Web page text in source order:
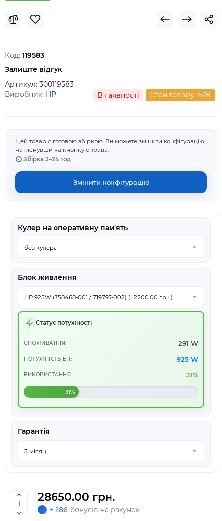
Код: 119583
Залиште відгук
Артикул: 300119583
Виробник: HP В наявностi Стан товару: Б/В
Цей товар є готовою збіркою. Ви можете змінити конфігурацію,
натиснувши на кнопку справа.
Збірка 3–24 год
Змінити конфігурацію
Кулер на оперативну пам'ять
Блок живлення
Статус потужності
СПОЖИВАННЯ: 291 W
ПОТУЖНІСТЬ БП: 925 W
ВИКОРИСТАННЯ: 31%
31%
Гарантія
28650.00 грн.
+ 286 бонусів на рахунок